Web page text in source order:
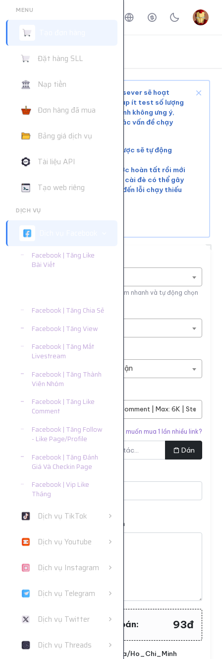
MENU
Đặt hàng SLL
Nạp tiền
Đơn hàng đã mua
Bảng giá dịch vụ
Tài liệu API
Tạo web riêng
DỊCH VỤ
Facebook | Tăng Like
Bài Viết
Facebook | Tăng Chia Sẻ
Facebook | Tăng View
Facebook | Tăng Mắt
Livestream
Facebook | Tăng Thành
Viên Nhóm
Facebook | Tăng Like
Comment
Facebook | Tăng Follow
- Like Page/Profile
Facebook | Tăng Đánh
Giá Và Checkin Page
Facebook | Vip Like
Tháng
Dịch vụ TikTok
Dịch vụ Youtube
Dịch vụ Instagram
Dịch vụ Telegram
Dịch vụ Twitter
Dịch vụ Threads
Trang chủ Đặt hàng dịch vụ
Tùy tình trạng mạng xã hội và sever sẽ hoạt
động ổn định hoặc phải chờ, nạp ít test số lượng
nhỏ trước khi mua nhiều để tránh không ưng ý,
web không hỗ trợ giải quyết các vấn đề chạy
chậm hoặc đơn chưa chạy kịp
Các đơn lỗi không chạy được sẽ tự động
hoàn tiền
Vui lòng đợi đơn hàng trước hoàn tất rồi mới
tiếp tục cài đơn mới. Việc cài đè có thể gây
xung đột tài nguyên, dẫn đến lỗi chạy thiếu
Tìm nhanh dịch vụ
Nhập tên hoặc ID dịch vụ để tìm kiếm nhanh và tự động chọn
Nền tảng
Dịch vụ Facebook
Phân loại
Facebook | Tăng Bình Luận
#8548 Facebook Post Comment | Max: 6K | Start: 0-5
Liên kết cần tăng Bạn muốn mua 1 lần nhiều link?
Dán
Nhập mỗi dòng là một bình luận
Tổng tiền cần thanh toán: 93đ
Đặt lịch chạy. Múi giờ: Asia/Ho_Chi_Minh